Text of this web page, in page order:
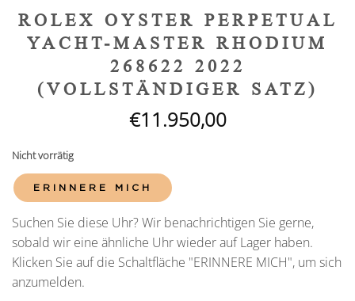
ROLEX OYSTER PERPETUAL
YACHT-MASTER RHODIUM
268622 2022
(VOLLSTÄNDIGER SATZ)
€11.950,00
Nicht vorrätig
ERINNERE MICH
Suchen Sie diese Uhr? Wir benachrichtigen Sie gerne,
sobald wir eine ähnliche Uhr wieder auf Lager haben.
Klicken Sie auf die Schaltfläche "ERINNERE MICH", um sich
anzumelden.